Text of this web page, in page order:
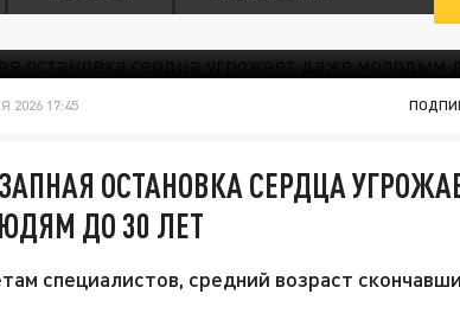
2026 17:45
ОСТАНОВКА СЕРДЦА
ДО 30 ЛЕТ
специалистов, средний возраст